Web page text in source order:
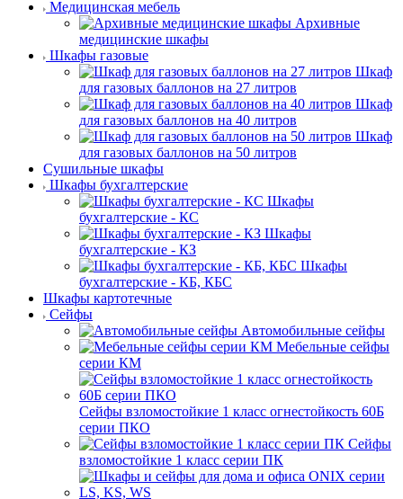
Медицинская мебель
Архивные
медицинские шкафы
Шкафы газовые
Шкаф
для газовых баллонов на 27 литров
Шкаф
для газовых баллонов на 40 литров
Шкаф
для газовых баллонов на 50 литров
Сушильные шкафы
Шкафы бухгалтерские
Шкафы
бухгалтерские - КС
Шкафы
бухгалтерские - КЗ
Шкафы
бухгалтерские - КБ, КБС
Шкафы картотечные
Сейфы
Автомобильные сейфы
Мебельные сейфы
серии КМ
Сейфы взломостойкие 1 класс огнестойкость 60Б
серии ПКО
Сейфы
взломостойкие 1 класс серии ПК